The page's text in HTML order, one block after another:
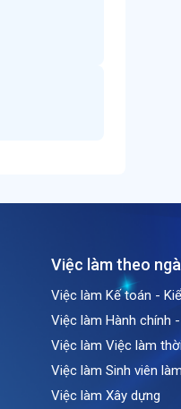
Việc làm theo
Việc làm Kế toán -
Việc làm Hành chính
Việc làm Việc làm
Việc làm Sinh viên
Việc làm Xây dựng